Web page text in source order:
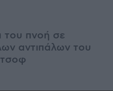
του πνοή σε
αντιπάλων του